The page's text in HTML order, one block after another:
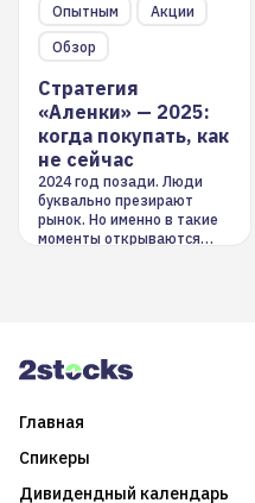
Опытным
Акции
Обзор
Стратегия
«Аленки» — 2025:
когда покупать, как
не сейчас
2024 год позади. Люди
буквально презирают
рынок. Но именно в такие
моменты открываются
Главная
Спикеры
Дивидендный календарь